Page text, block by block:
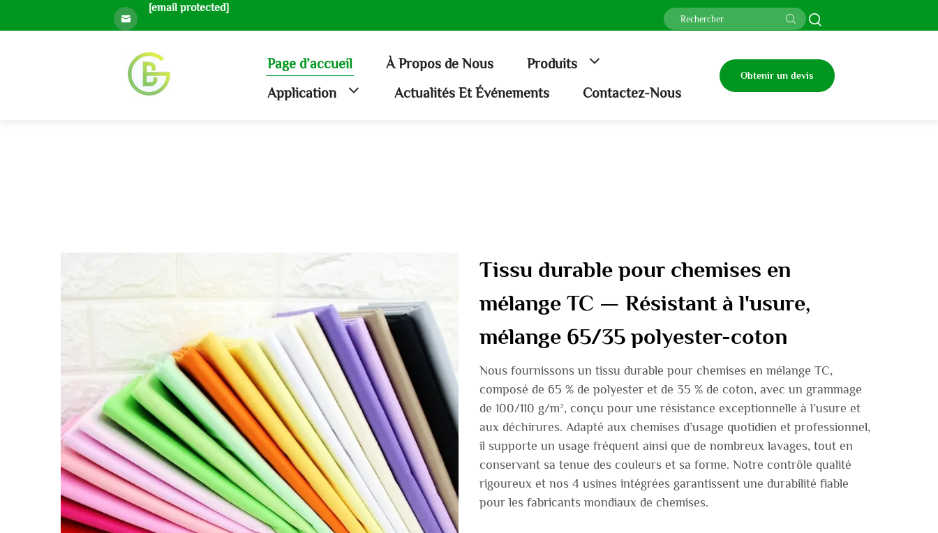
[email protected]
Page d’accueil À Propos de Nous
Produits
Application
Actualités Et Événements Contactez-Nous
Obtenir un devis
Tissu durable pour chemises en
mélange TC — Résistant à l'usure,
mélange 65/35 polyester-coton
Nous fournissons un tissu durable pour chemises en mélange TC,
composé de 65 % de polyester et de 35 % de coton, avec un grammage
de 100/110 g/m², conçu pour une résistance exceptionnelle à l’usure et
aux déchirures. Adapté aux chemises d’usage quotidien et professionnel,
il supporte un usage fréquent ainsi que de nombreux lavages, tout en
conservant sa tenue des couleurs et sa forme. Notre contrôle qualité
rigoureux et nos 4 usines intégrées garantissent une durabilité fiable
pour les fabricants mondiaux de chemises.